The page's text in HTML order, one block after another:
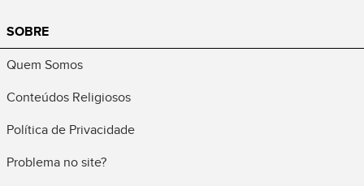
SOBRE
Quem Somos
Conteúdos Religiosos
Política de Privacidade
Problema no site?